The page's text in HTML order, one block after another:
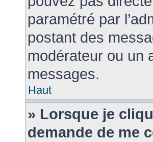
paramétré par
postant des
modérateur ou un
messages.
Haut
» Lorsque je
demande de me